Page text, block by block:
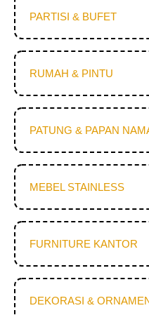
PARTISI & BUFET
RUMAH & PINTU
PATUNG & PAPAN
MEBEL STAINLESS
FURNITURE KANTOR
DEKORASI &